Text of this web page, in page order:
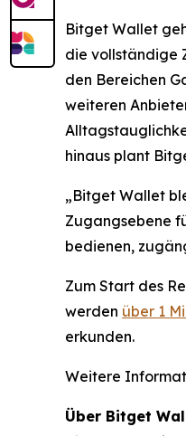
Bitget Wallet
die vollständige
den Bereichen
weiteren
hinaus plant
„Bitget Wallet
Zugangsebene
bedienen,
Zum Start des
werden über 1
erkunden.
Weitere
Über Bitget